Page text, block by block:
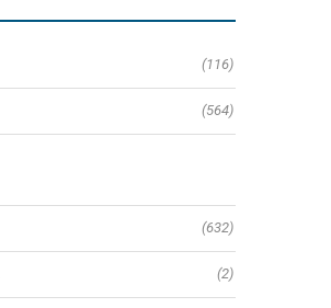
(116)
(564)
(632)
(2)